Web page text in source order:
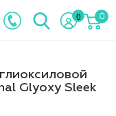
0 0
Glyoxy Sleek